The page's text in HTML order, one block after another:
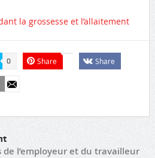
la grossesse et l’allaitement
0 Share Share
de l’employeur et du travailleur